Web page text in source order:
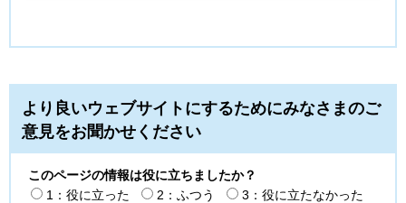
より良いウェブサイトにするためにみなさまのご
意見をお聞かせください
このページの情報は役に立ちましたか？
1：役に立った
2：ふつう
3：役に立たなかった